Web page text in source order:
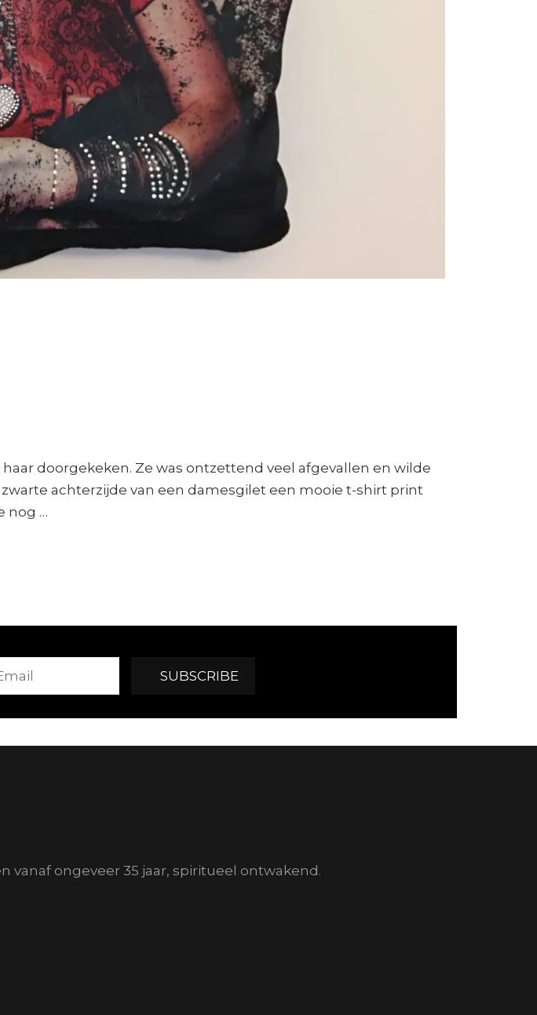
doorgekeken. Ze was ontzettend veel afgevallen en wilde
achterzijde van een damesgilet een mooie t-shirt print
nog …
vanaf ongeveer 35 jaar, spiritueel ontwakend.